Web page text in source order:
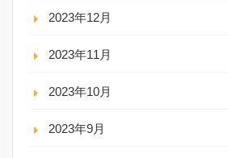
2023年12月
2023年11月
2023年10月
2023年9月